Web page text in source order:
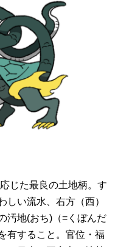
じた最良の土地柄。す
しい流水、右方（西）
汚地(おち)（=くぼんだ
有すること。官位・福